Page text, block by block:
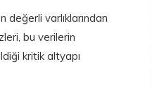
değerli varlıklarından
bu verilerin
kritik altyapı